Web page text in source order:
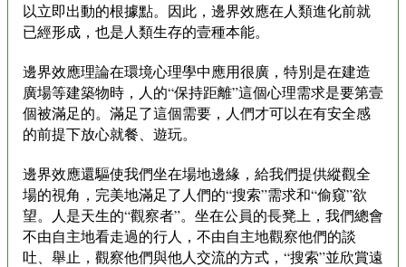
以立即出動的根據點。因此，邊界效應在人類進化前就
已經形成，也是人類生存的壹種本能。
邊界效應理論在環境心理學中應用很廣，特別是在建造
廣場等建築物時，人的“保持距離”這個心理需求是要第壹
個被滿足的。滿足了這個需要，人們才可以在有安全感
的前提下放心就餐、遊玩。
邊界效應還驅使我們坐在場地邊緣，給我們提供縱觀全
場的視角，完美地滿足了人們的“搜索”需求和“偷窺”欲
望。人是天生的“觀察者”。坐在公員的長凳上，我們總會
不由自主地看走過的行人，不由自主地觀察他們的談
吐、舉止，觀察他們與他人交流的方式，“搜索”並欣賞遠